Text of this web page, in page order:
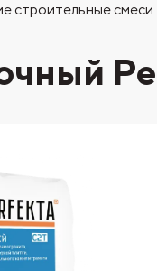
строительные смеси